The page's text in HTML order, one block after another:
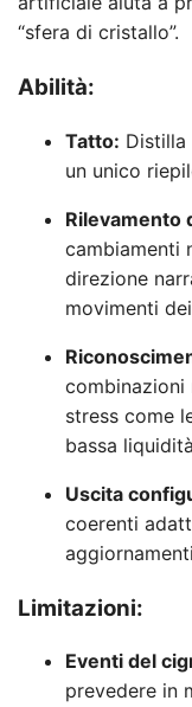
“sfera di cristallo”.
Abilità:
Tatto:
un unico
Rilevamento
cambiamenti
direzione
movimenti
combinazioni
stress come
bassa
Uscita
coerenti
Limitazioni:
Eventi del
prevedere in